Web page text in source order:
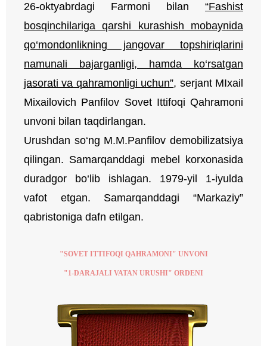
26-oktyabrdagi Farmoni bilan “Fashist
bosqinchilariga qarshi kurashish mobaynida
qo‘mondonlikning jangovar topshiriqlarini
namunali bajarganligi, hamda ko‘rsatgan
jasorati va qahramonligi uchun”, serjant MIxail
Mixailovich Panfilov Sovet Ittifoqi Qahramoni
unvoni bilan taqdirlangan.
Urushdan so‘ng M.M.Panfilov demobilizatsiya
qilingan. Samarqanddagi mebel korxonasida
duradgor bo‘lib ishlagan. 1979-yil 1-iyulda
vafot etgan. Samarqanddagi “Markaziy”
qabristoniga dafn etilgan.
"SOVET ITTIFOQI QAHRAMONI" UNVONI
"1-DARAJALI VATAN URUSHI" ORDENI